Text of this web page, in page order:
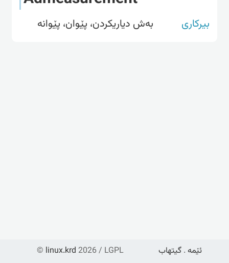
بیرکاری بەش دیاریکردن، پێوان، پێوانە
© linux.krd 2026 / LGPL ئێمە . گیتهاب